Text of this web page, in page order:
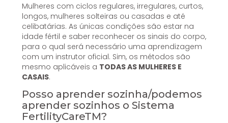
Mulheres com ciclos regulares, irregulares, curtos,
longos, mulheres solteiras ou casadas e até
celibatárias. As únicas condições são estar na
idade fértil e saber reconhecer os sinais do corpo,
para o qual será necessário uma aprendizagem
com um instrutor oficial. Sim, os métodos são
mesmo aplicáveis a TODAS AS MULHERES E
CASAIS.
Posso aprender sozinha/podemos
aprender sozinhos o Sistema
FertilityCareTM?